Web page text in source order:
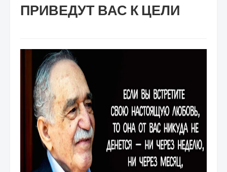
ПРИВЕДУТ ВАС К ЦЕЛИ